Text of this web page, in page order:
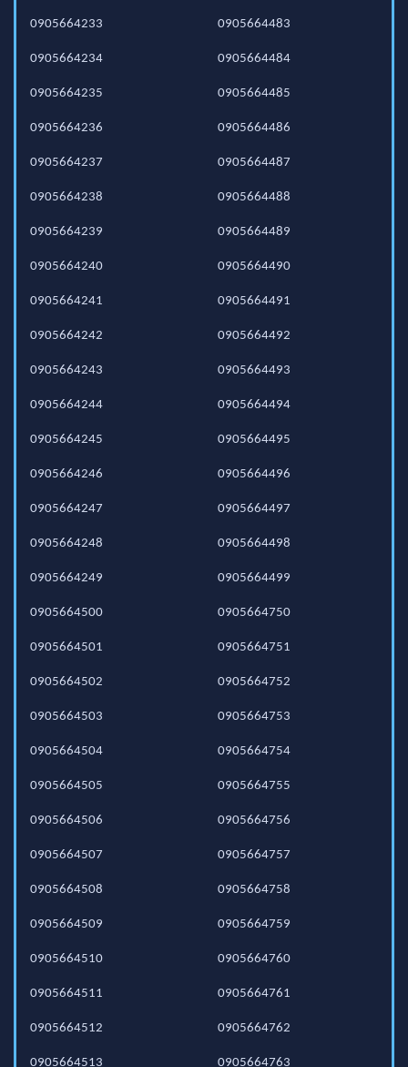
0905664233
0905664234
0905664235
0905664236
0905664237
0905664238
0905664239
0905664240
0905664241
0905664242
0905664243
0905664244
0905664245
0905664246
0905664247
0905664248
0905664249
0905664483
0905664484
0905664485
0905664486
0905664487
0905664488
0905664489
0905664490
0905664491
0905664492
0905664493
0905664494
0905664495
0905664496
0905664497
0905664498
0905664499
0905664500
0905664501
0905664502
0905664503
0905664504
0905664505
0905664506
0905664507
0905664508
0905664509
0905664510
0905664511
0905664512
0905664513
0905664750
0905664751
0905664752
0905664753
0905664754
0905664755
0905664756
0905664757
0905664758
0905664759
0905664760
0905664761
0905664762
0905664763